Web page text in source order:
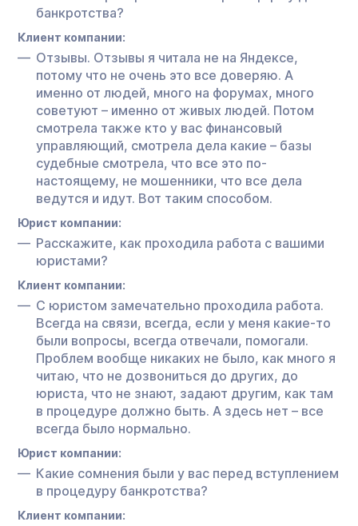
банкротства?
Клиент компании:
Отзывы. Отзывы я читала не на Яндексе,
потому что не очень это все доверяю. А
именно от людей, много на форумах, много
советуют – именно от живых людей. Потом
смотрела также кто у вас финансовый
управляющий, смотрела дела какие – базы
судебные смотрела, что все это по-
настоящему, не мошенники, что все дела
ведутся и идут. Вот таким способом.
Юрист компании:
Расскажите, как проходила работа с вашими
юристами?
Клиент компании:
С юристом замечательно проходила работа.
Всегда на связи, всегда, если у меня какие-то
были вопросы, всегда отвечали, помогали.
Проблем вообще никаких не было, как много я
читаю, что не дозвониться до других, до
юриста, что не знают, задают другим, как там
в процедуре должно быть. А здесь нет – все
всегда было нормально.
Юрист компании:
Какие сомнения были у вас перед вступлением
в процедуру банкротства?
Клиент компании: